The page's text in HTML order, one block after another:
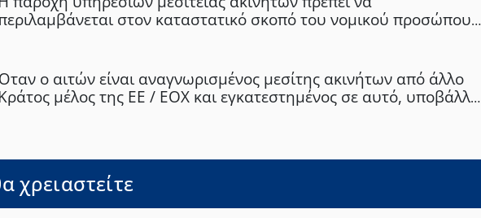
στον καταστατικό σκοπό του νομικού προσώπου
ο αιτών είναι αναγνωρισμένος μεσίτης ακινήτων από άλλο
μέλος της ΕΕ / ΕΟΧ και εγκατεστημένος σε αυτό, υποβάλλει
χρειαστείτε